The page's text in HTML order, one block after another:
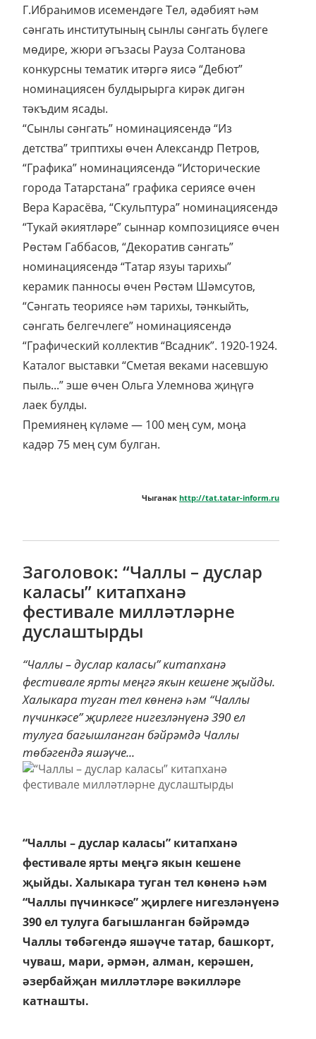
Г.Ибраһимов исемендәге Тел, әдәбият һәм
сәнгать институтының сынлы сәнгать бүлеге
мөдире, жюри әгъзасы Рауза Солтанова
конкурсны тематик итәргә яисә “Дебют”
номинациясен булдырырга кирәк дигән
тәкъдим ясады.
“Сынлы сәнгать” номинациясендә “Из
детства” триптихы өчен Александр Петров,
“Графика” номинациясендә “Исторические
города Татарстана” графика сериясе өчен
Вера Карасёва, “Скульптура” номинациясендә
“Тукай әкиятләре” сыннар композициясе өчен
Рөстәм Габбасов, “Декоратив сәнгать”
номинациясендә “Татар язуы тарихы”
керамик панносы өчен Рөстәм Шәмсутов,
“Сәнгать теориясе һәм тарихы, тәнкыйть,
сәнгать белгечлеге” номинациясендә
“Графический коллектив “Всадник”. 1920-1924.
Каталог выставки “Сметая веками насевшую
пыль...” эше өчен Ольга Улемнова җиңүгә
лаек булды.
Премиянең күләме — 100 мең сум, моңа
кадәр 75 мең сум булган.
Чыганак http://tat.tatar-inform.ru
Заголовок: “Чаллы – дуслар
каласы” китапханә
фестивале милләтләрне
дуслаштырды
“Чаллы – дуслар каласы” китапханә
фестивале ярты меңгә якын кешене җыйды.
Халыкара туган тел көненә һәм “Чаллы
пүчинкәсе” җирлеге нигезләнүенә 390 ел
тулуга багышланган бәйрәмдә Чаллы
төбәгендә яшәүче...
“Чаллы – дуслар каласы” китапханә
фестивале ярты меңгә якын кешене
җыйды. Халыкара туган тел көненә һәм
“Чаллы пүчинкәсе” җирлеге нигезләнүенә
390 ел тулуга багышланган бәйрәмдә
Чаллы төбәгендә яшәүче татар, башкорт,
чуваш, мари, әрмән, алман, керәшен,
әзербайҗан милләтләре вәкилләре
катнашты.